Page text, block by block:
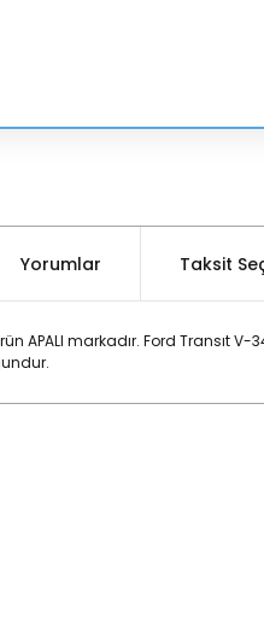
Yorumlar Taksit
APALI markadır. Ford Transıt